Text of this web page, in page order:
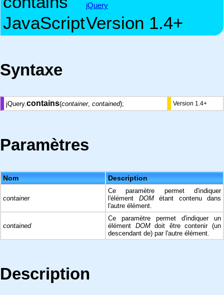
jQuery
JavaScriptVersion 1.4+
Syntaxe
jQuery.contains(container, contained); Version 1.4+
Paramètres
Nom Description
container
Ce paramètre permet d'indiquer
l'élément DOMétant contenu dans
l'autre élément.
contained
Ce paramètre permet d'indiquer un
élément DOMdoit être contenir (un
descendant de) par l'autre élément.
Description